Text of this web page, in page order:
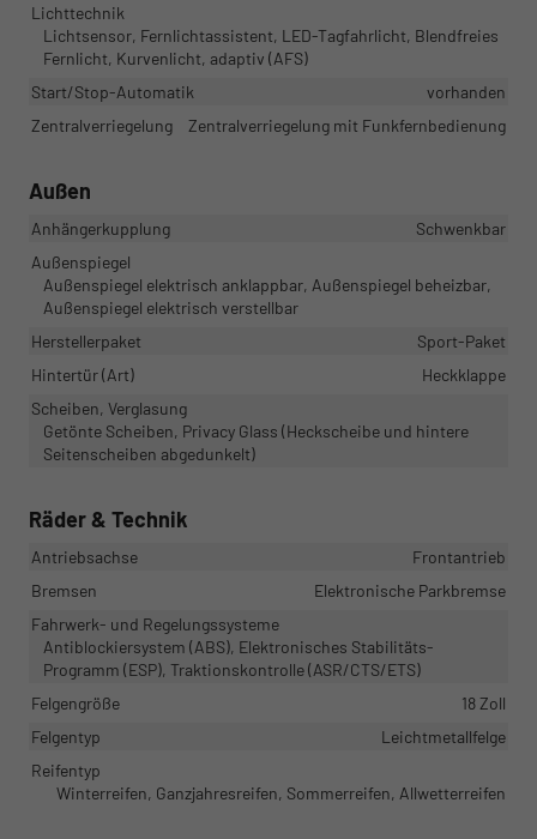
Lichttechnik
Lichtsensor, Fernlichtassistent, LED-Tagfahrlicht, Blendfreies
Fernlicht, Kurvenlicht, adaptiv (AFS)
Start/Stop-Automatik
vorhanden
Zentralverriegelung
Zentralverriegelung mit Funkfernbedienung
Außen
Anhängerkupplung
Schwenkbar
Außenspiegel
Außenspiegel elektrisch anklappbar, Außenspiegel beheizbar,
Außenspiegel elektrisch verstellbar
Herstellerpaket
Sport-Paket
Hintertür (Art)
Heckklappe
Scheiben, Verglasung
Getönte Scheiben, Privacy Glass (Heckscheibe und hintere
Seitenscheiben abgedunkelt)
Räder & Technik
Antriebsachse
Frontantrieb
Bremsen
Elektronische Parkbremse
Fahrwerk- und Regelungssysteme
Antiblockiersystem (ABS), Elektronisches Stabilitäts-
Programm (ESP), Traktionskontrolle (ASR/CTS/ETS)
Felgengröße
18 Zoll
Felgentyp
Leichtmetallfelge
Reifentyp
Winterreifen, Ganzjahresreifen, Sommerreifen, Allwetterreifen